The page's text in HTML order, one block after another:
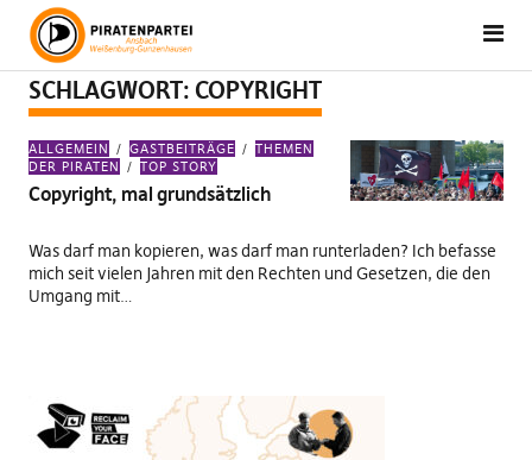
SCHLAGWORT: COPYRIGHT
ALLGEMEIN GASTBEITRÄGE
THEMEN
DER PIRATEN
TOP STORY
Copyright, mal grundsätzlich
Was darf man kopieren, was darf man runterladen? Ich befasse
mich seit vielen Jahren mit den Rechten und Gesetzen, die den
Umgang mit…